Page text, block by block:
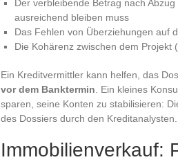
Der verbleibende Betrag nach
ausreichend bleiben muss
Das Fehlen von Überziehungen auf
Die Kohärenz zwischen dem Projekt
Ein Kreditvermittler kann helfen, das
vor dem Banktermin . Ein kleines
sparen, seine Konten zu stabilisieren:
des Dossiers durch den Kreditanalysten.
Immobilienverkauf: